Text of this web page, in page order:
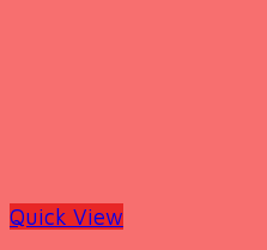
Quick View